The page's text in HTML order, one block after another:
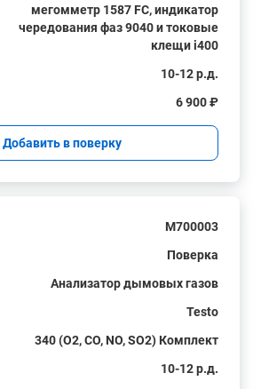
мегомметр 1587 FC, индикатор
чередования фаз 9040 и токовые
клещи i400
10-12 р.д.
6 900 ₽
Добавить в поверку
M700003
Поверка
Анализатор дымовых газов
Testo
340 (O2, CO, NO, SO2) Комплект
10-12 р.д.